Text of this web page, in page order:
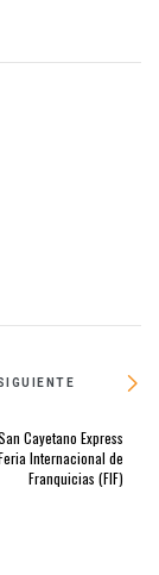
Cayetano Express
Internacional de
Franquicias (FIF)